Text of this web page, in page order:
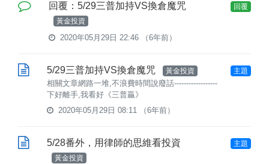
回覆：5/29三普加持VS換倉魔咒
黃金投資
2020年05月29日 22:46 （6年前）
回覆
5/29三普加持VS換倉魔咒 黃金投資
相關文章網路一堆,不浪費時間說廢話------------------
下好離手,我看好《三普贏》
2020年05月29日 08:11
（6年前）
主題
5/28番外，用律師的思維看投資
黃金投資
主題